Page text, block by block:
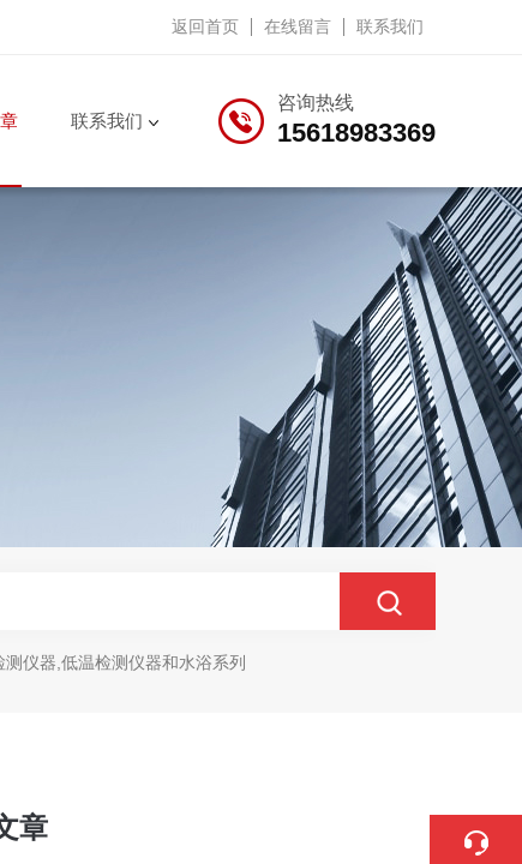
返回首页 在线留言 联系我们
咨询热线
15618983369
联系我们
仪器,低温检测仪器和水浴系列
章